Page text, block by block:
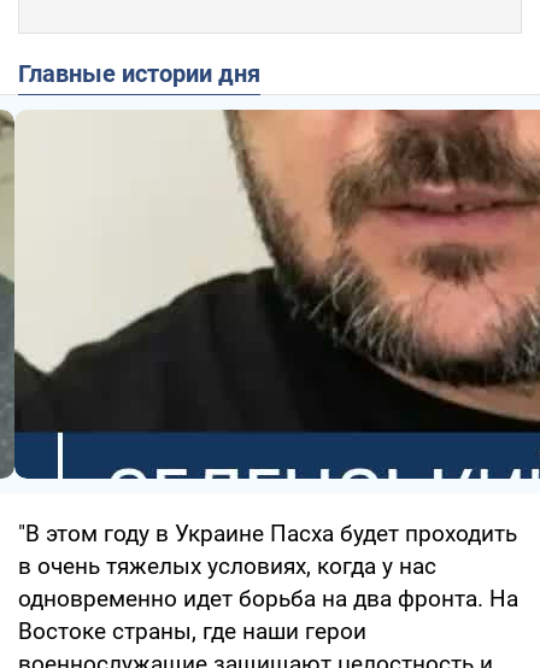
Главные истории дня
"В этом году в Украине Пасха будет проходить
в очень тяжелых условиях, когда у нас
одновременно идет борьба на два фронта. На
Востоке страны, где наши герои